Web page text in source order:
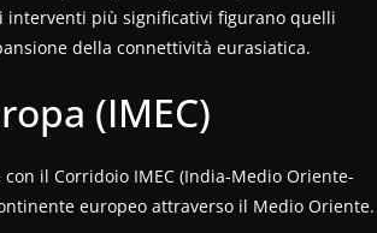
più significativi figurano quelli
della connettività eurasiatica.
(IMEC)
il Corridoio IMEC (India-Medio Oriente-
europeo attraverso il Medio Oriente.